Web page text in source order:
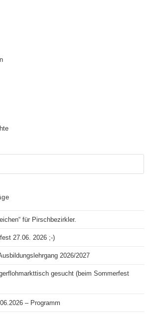
für Pirschbezirkler.
27.06. 2026 ;-)
2026/2027
gesucht (beim Sommerfest
– Programm